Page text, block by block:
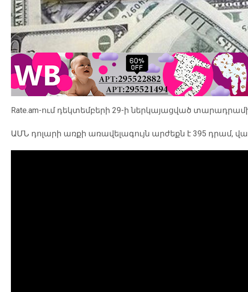
Rate.am-ում դեկտեմբերի 29-ի ներկայացված
ԱՄՆ դոլարի առքի առավելագույն արժեքն է 395 դրամ,